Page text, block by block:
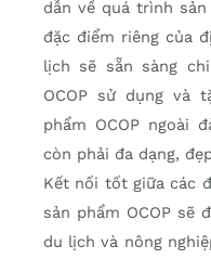
dẫn về quá trình
đặc điểm riêng của
lịch sẽ sẵn sàng
OCOP sử dụng và
phẩm OCOP ngoài
còn phải đa dạng,
Kết nối tốt giữa các
sản phẩm OCOP sẽ
du lịch và nông